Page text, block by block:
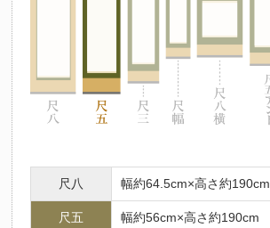
尺八 幅約64.5cm×高さ約190cm
尺五 幅約56cm×高さ約190cm